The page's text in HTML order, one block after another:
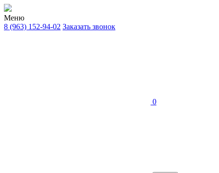
Меню
8 (963) 152-94-02 Заказать звонок
0